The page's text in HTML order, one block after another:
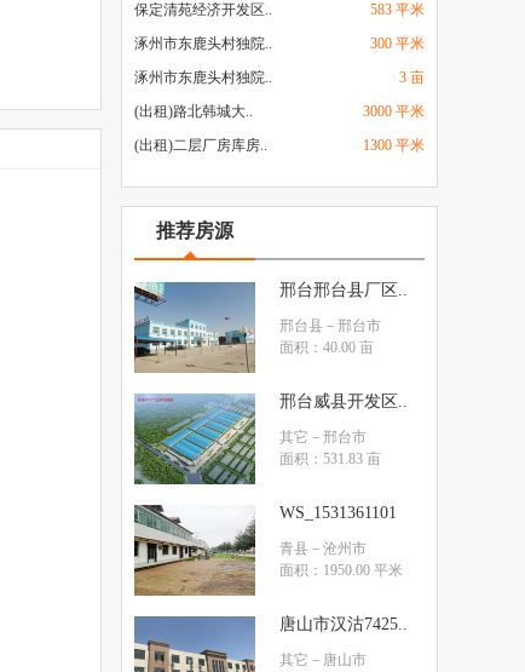
保定清苑经济开发区..
583 平米
涿州市东鹿头村独院..
300 平米
涿州市东鹿头村独院..
3 亩
(出租)路北韩城大..
3000 平米
(出租)二层厂房库房..
1300 平米
推荐房源
邢台邢台县厂区..
邢台县 －邢台市
面积：40.00 亩
邢台威县开发区..
其它 －邢台市
面积：531.83 亩
WS_1531361101
青县 －沧州市
面积：1950.00 平米
唐山市汉沽7425..
其它 －唐山市